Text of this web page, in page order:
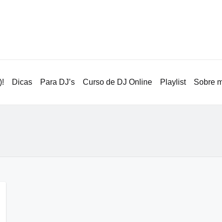
Dicas Para DJ’s Curso de DJ Online Playlist Sobre